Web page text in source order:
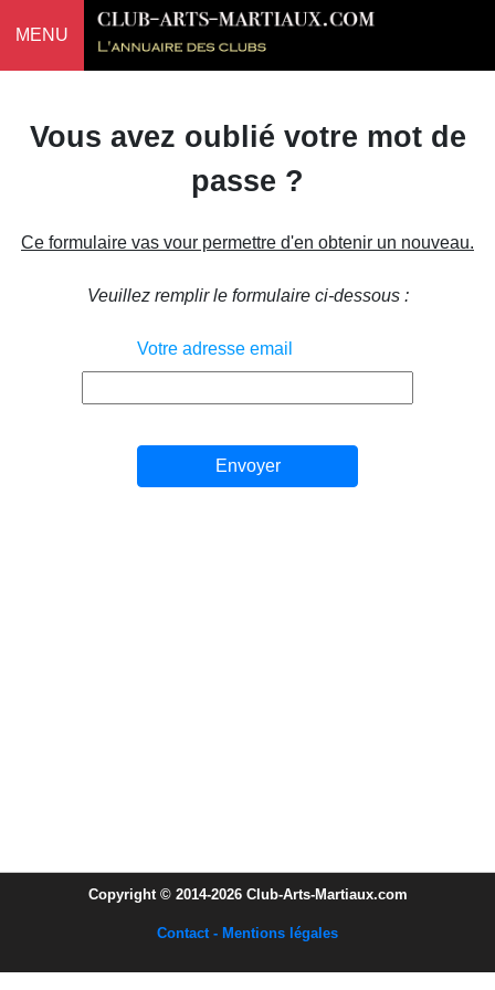
MENU
Vous avez oublié votre mot de
passe ?
Ce formulaire vas vour permettre d'en obtenir un nouveau.
Veuillez remplir le formulaire ci-dessous :
Votre adresse email
Copyright © 2014-2026 Club-Arts-Martiaux.com
Contact - Mentions légales